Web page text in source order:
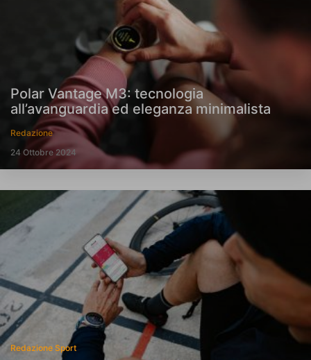
Polar Vantage M3: tecnologia
all’avanguardia ed eleganza minimalista
Redazione
24 Ottobre 2024
Redazione Sport